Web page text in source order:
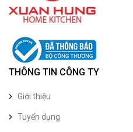
THÔNG TIN CÔNG TY
Giới thiệu
Tuyển dụng